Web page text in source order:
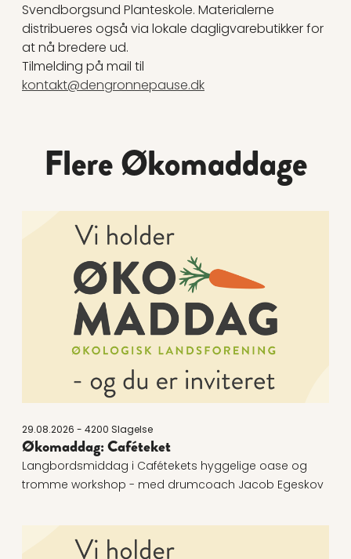
Svendborgsund Planteskole. Materialerne
distribueres også via lokale dagligvarebutikker for
at nå bredere ud.
Tilmelding på mail til
kontakt@dengronnepause.dk
Flere Økomaddage
29.08.2026 - 4200 Slagelse
Økomaddag: Caféteket
Langbordsmiddag i Cafétekets hyggelige oase og
tromme workshop - med drumcoach Jacob Egeskov